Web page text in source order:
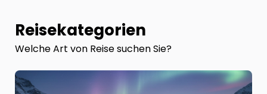
Reisekategorien
Welche Art von Reise suchen Sie?